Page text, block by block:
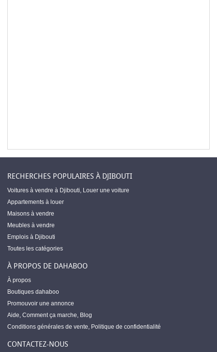
RECHERCHES POPULAIRES À DJIBOUTI
Voitures à vendre à Djibouti, Louer une voiture
Appartements à louer
Maisons à vendre
Meubles à vendre
Emplois à Djibouti
Toutes les catégories
À PROPOS DE DAHABOO
À propos
Boutiques dahaboo
Promouvoir une annonce
Aide, Comment ça marche, Blog
Conditions générales de vente, Politique de confidentialité
CONTACTEZ-NOUS